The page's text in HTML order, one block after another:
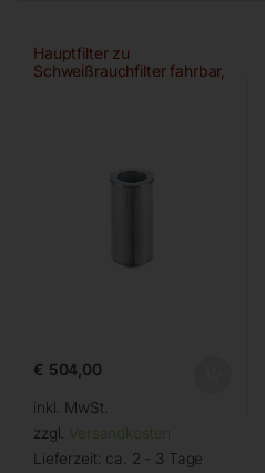
Hauptfilter zu
Schweißrauchfilter fahrbar,
€ 504,00
inkl. MwSt.
zzgl. Versandkosten
Lieferzeit: ca. 2 - 3 Tage